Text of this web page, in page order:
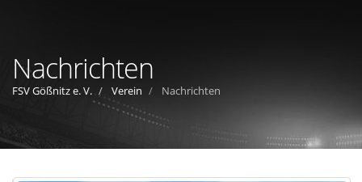
Nachrichten
FSV Gößnitz e. V. Verein Nachrichten